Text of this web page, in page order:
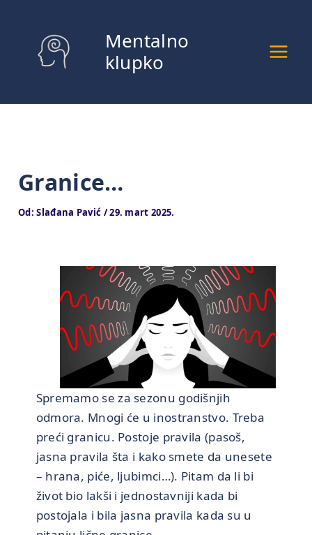
sadržaj
Mentalno
klupko
Granice…
Od: Slađana Pavić /29. mart 2025.
Spremamo se za sezonu godišnjih
odmora. Mnogi će u inostranstvo. Treba
preći granicu. Postoje pravila (pasoš,
jasna pravila šta i kako smete da unesete
– hrana, piće, ljubimci…). Pitam da li bi
život bio lakši i jednostavniji kada bi
postojala i bila jasna pravila kada su u